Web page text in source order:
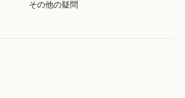
その他の疑問